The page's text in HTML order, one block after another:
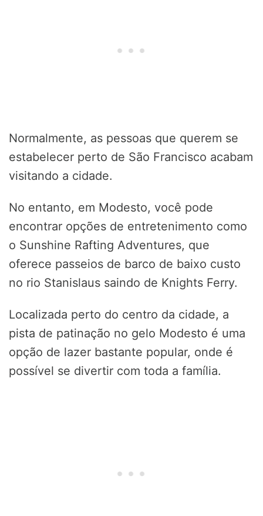
Normalmente, as pessoas que querem se
estabelecer perto de São Francisco acabam
visitando a cidade.
No entanto, em Modesto, você pode
encontrar opções de entretenimento como
o Sunshine Rafting Adventures, que
oferece passeios de barco de baixo custo
no rio Stanislaus saindo de Knights Ferry.
Localizada perto do centro da cidade, a
pista de patinação no gelo Modesto é uma
opção de lazer bastante popular, onde é
possível se divertir com toda a família.